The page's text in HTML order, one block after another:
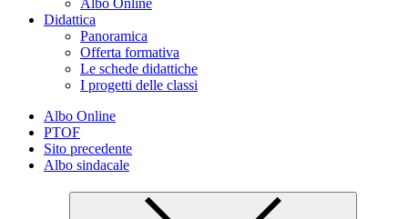
Albo Online
Didattica
Panoramica
Offerta formativa
Le schede didattiche
I progetti delle classi
Albo Online
PTOF
Sito precedente
Albo sindacale